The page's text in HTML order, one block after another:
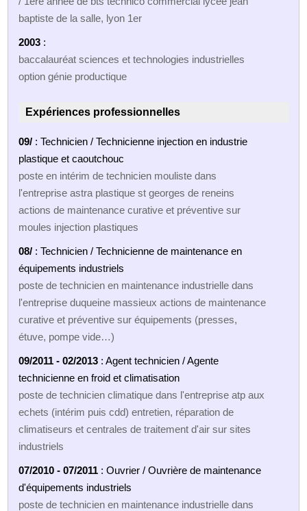
baptiste de la salle, lyon 1er
2003 :
baccalauréat sciences et technologies industrielles
option génie productique
Expériences professionnelles
09/ : Technicien / Technicienne injection en industrie
plastique et caoutchouc
poste en intérim de technicien mouliste dans
l'entreprise astra plastique st georges de reneins
actions de maintenance curative et préventive sur
moules injection plastiques
08/ : Technicien / Technicienne de maintenance en
équipements industriels
poste de technicien en maintenance industrielle dans
l'entreprise duqueine massieux actions de maintenance
curative et préventive sur équipements (presses,
étuve, pompe vide…)
09/2011 - 02/2013 : Agent technicien / Agente
technicienne en froid et climatisation
poste de technicien climatique dans l'entreprise atp aux
echets (intérim puis cdd) entretien, réparation de
climatiseurs et centrales de traitement d'air sur sites
industriels
07/2010 - 07/2011 : Ouvrier / Ouvrière de maintenance
d'équipements industriels
poste de technicien en maintenance industrielle dans